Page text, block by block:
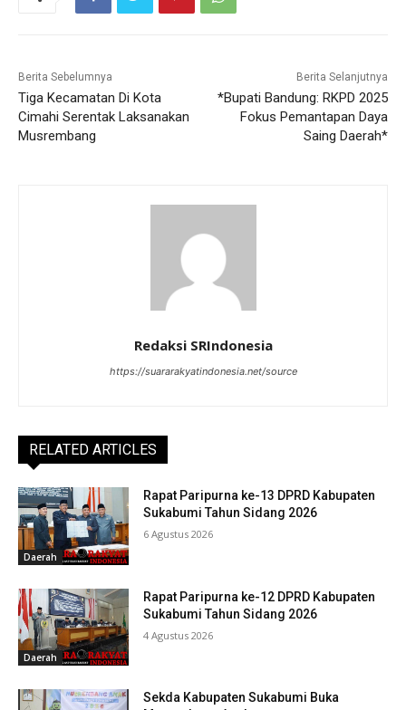
Berita Sebelumnya
Tiga Kecamatan Di Kota
Cimahi Serentak Laksanakan
Musrembang
Berita Selanjutnya
*Bupati Bandung: RKPD 2025
Fokus Pemantapan Daya
Saing Daerah*
Redaksi SRIndonesia
https://suararakyatindonesia.net/source
RELATED ARTICLES
Daerah
Rapat Paripurna ke-13 DPRD Kabupaten
Sukabumi Tahun Sidang 2026
6 Agustus 2026
Daerah
Rapat Paripurna ke-12 DPRD Kabupaten
Sukabumi Tahun Sidang 2026
4 Agustus 2026
Sekda Kabupaten Sukabumi Buka